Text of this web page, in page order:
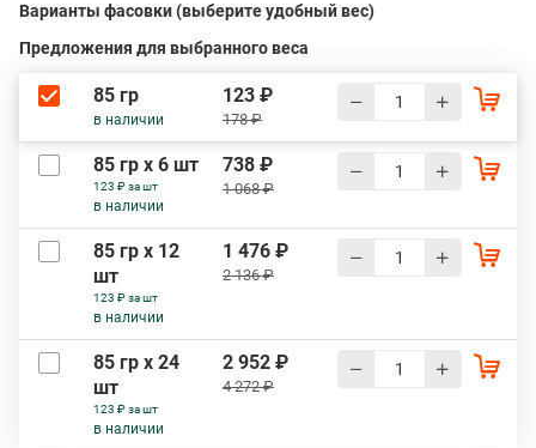
Варианты фасовки (выберите удобный вес)
Предложения для выбранного веса
85 гр
в наличии
123 ₽
178 ₽
85 гр х 6 шт
123 ₽ за шт
в наличии
738 ₽
1 068 ₽
85 гр х 12
шт
123 ₽ за шт
в наличии
1 476 ₽
2 136 ₽
85 гр х 24
шт
123 ₽ за шт
в наличии
2 952 ₽
4 272 ₽